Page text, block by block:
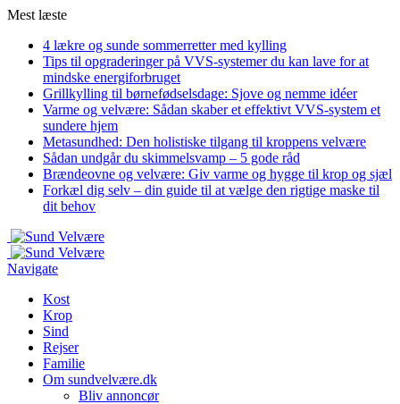
Mest læste
4 lækre og sunde sommerretter med kylling
Tips til opgraderinger på VVS-systemer du kan lave for at
mindske energiforbruget
Grillkylling til børnefødselsdage: Sjove og nemme idéer
Varme og velvære: Sådan skaber et effektivt VVS-system et
sundere hjem
Metasundhed: Den holistiske tilgang til kroppens velvære
Sådan undgår du skimmelsvamp – 5 gode råd
Brændeovne og velvære: Giv varme og hygge til krop og sjæl
Forkæl dig selv – din guide til at vælge den rigtige maske til
dit behov
Navigate
Kost
Krop
Sind
Rejser
Familie
Om sundvelvære.dk
Bliv annoncør